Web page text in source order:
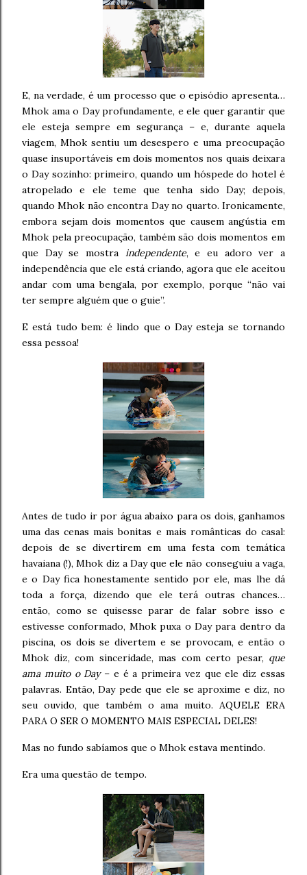
E, na verdade, é um processo que o episódio apresenta…
Mhok ama o Day profundamente, e ele quer garantir que
ele esteja sempre em segurança – e, durante aquela
viagem, Mhok sentiu um desespero e uma preocupação
quase insuportáveis em dois momentos nos quais deixara
o Day sozinho: primeiro, quando um hóspede do hotel é
atropelado e ele teme que tenha sido Day; depois,
quando Mhok não encontra Day no quarto. Ironicamente,
embora sejam dois momentos que causem angústia em
Mhok pela preocupação, também são dois momentos em
que Day se mostra independente, e eu adoro ver a
independência que ele está criando, agora que ele aceitou
andar com uma bengala, por exemplo, porque “não vai
ter sempre alguém que o guie”.
E está tudo bem: é lindo que o Day esteja se tornando
essa pessoa!
Antes de tudo ir por água abaixo para os dois, ganhamos
uma das cenas mais bonitas e mais românticas do casal:
depois de se divertirem em uma festa com temática
havaiana (!), Mhok diz a Day que ele não conseguiu a vaga,
e o Day fica honestamente sentido por ele, mas lhe dá
toda a força, dizendo que ele terá outras chances…
então, como se quisesse parar de falar sobre isso e
estivesse conformado, Mhok puxa o Day para dentro da
piscina, os dois se divertem e se provocam, e então o
Mhok diz, com sinceridade, mas com certo pesar, que
ama muito o Day– e é a primeira vez que ele diz essas
palavras. Então, Day pede que ele se aproxime e diz, no
seu ouvido, que também o ama muito. AQUELE ERA
PARA O SER O MOMENTO MAIS ESPECIAL DELES!
Mas no fundo sabíamos que o Mhok estava mentindo.
Era uma questão de tempo.